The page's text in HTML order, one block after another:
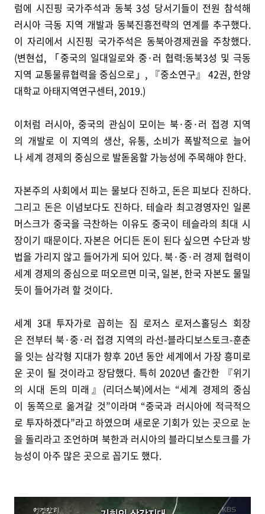
럼에 시진핑 국가주석과 동북 3성 당서기들이 전원 참석해
러시아 극동 지역 개발과 동북진흥전략의 연계를 추구했다.
이 자리에서 시진핑 국가주석은 동북아경제권을 주창했다.
(변현섭, 「중국의 일대일로와 중·러 협력:동북3성 및 극동
지역 교통물류협력을 중심으로」, 『중소연구』 42권, 한양
대학교 아태지역연구센터, 2019.)
이처럼 러시아, 중국의 관심이 모이는 북·중·러 접경 지역
의 개발로 이 지역의 생산, 유통, 소비가 폭발적으로 늘어
나 세계 경제의 중심으로 발돋움할 가능성에 주목해야 한다.
자본주의 사회에서 피는 물보다 진하고, 돈은 피보다 진하다.
그리고 돈은 이념보다도 진하다. 테슬라 최고경영자인 일론
머스크가 중국을 극찬하는 이유도 중국이 테슬라의 최대 시
장이기 때문이다. 자본은 어디든 돈이 된다 싶으면 수단과 방
법을 가리지 않고 들어가게 되어 있다. 북·중·러 경제 협력이
세계 경제의 중심으로 떠오르면 미국, 일본, 한국 자본도 물밀
듯이 들어가려 할 것이다.
세계 3대 투자가로 꼽히는 짐 로저스 로저스홀딩스 회장
은 전부터 북·중·러 접경 지역의 라선-블라디보스토크-훈춘
을 잇는 삼각형 지대가 향후 20년 동안 세계에서 가장 흥미로
운 곳이 될 것이라고 장담했다. 특히 2020년 출간한 『위기
의 시대 돈의 미래』(리더스북)에서는 “세계 경제의 중심
이 동쪽으로 옮겨갈 것”이라며 “중국과 러시아에 적극적으
로 투자하겠다”라고 하였으며 새로운 기회가 있는 곳으로 눈
을 돌리라고 조언하며 북한과 러시아의 블라디보스토크를 가
능성이 아주 많은 곳으로 꼽기도 했다.